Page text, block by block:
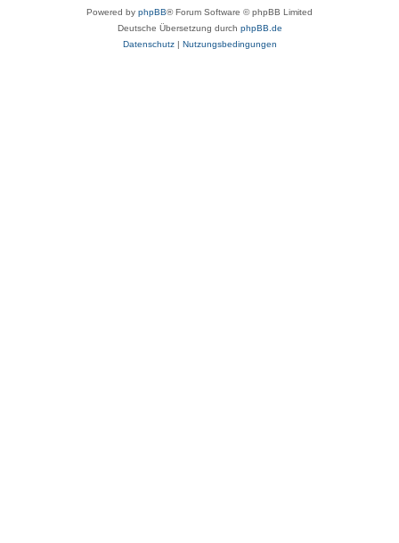
Powered by phpBB® Forum Software © phpBB Limited
Deutsche Übersetzung durch phpBB.de
Datenschutz| Nutzungsbedingungen